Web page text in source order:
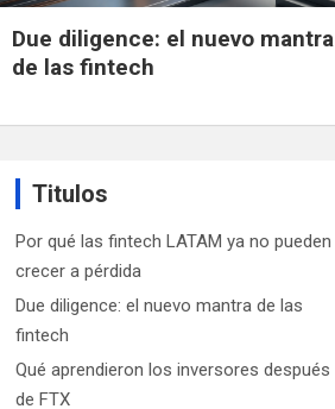
Due diligence: el nuevo mantra
de las fintech
Titulos
Por qué las fintech LATAM ya no pueden
crecer a pérdida
Due diligence: el nuevo mantra de las
fintech
Qué aprendieron los inversores después
de FTX